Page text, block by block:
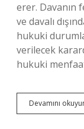
erer. Davanın
ve davalı
hukuki
verilecek
hukuki
Devamını